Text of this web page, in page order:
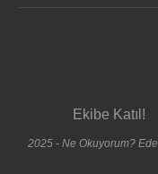
Ekibe Katıl!
2025 - Ne Okuyorum?